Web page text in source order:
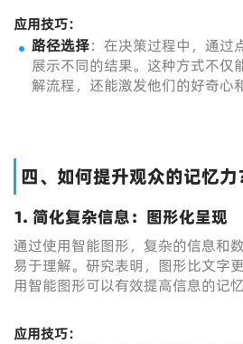
应用技巧：
路径选择：在决策过程中，通过
展示不同的结果。这种方式不仅
解流程，还能激发他们的好奇心
四、如何提升观众的记忆力
1. 简化复杂信息：图形化呈现
通过使用智能图形，复杂的信息和
易于理解。研究表明，图形比文字
用智能图形可以有效提高信息的记忆
应用技巧：